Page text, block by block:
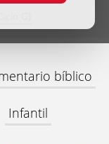
bíblico
Infantil